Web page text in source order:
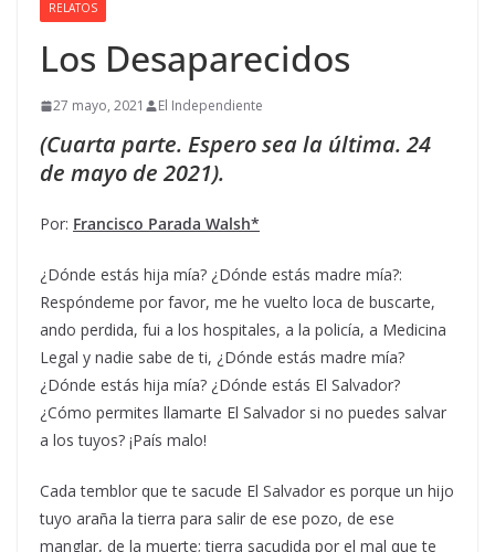
RELATOS
Los Desaparecidos
27 mayo, 2021 El Independiente
(Cuarta parte. Espero sea la última. 24
de mayo de 2021).
Por: Francisco Parada Walsh*
¿Dónde estás hija mía? ¿Dónde estás madre mía?:
Respóndeme por favor, me he vuelto loca de buscarte,
ando perdida, fui a los hospitales, a la policía, a Medicina
Legal y nadie sabe de ti, ¿Dónde estás madre mía?
¿Dónde estás hija mía? ¿Dónde estás El Salvador?
¿Cómo permites llamarte El Salvador si no puedes salvar
a los tuyos? ¡País malo!
Cada temblor que te sacude El Salvador es porque un hijo
tuyo araña la tierra para salir de ese pozo, de ese
manglar, de la muerte; tierra sacudida por el mal que te